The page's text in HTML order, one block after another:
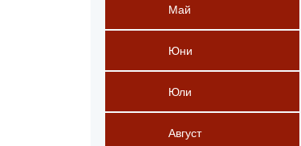
Май
Юни
Юли
Август